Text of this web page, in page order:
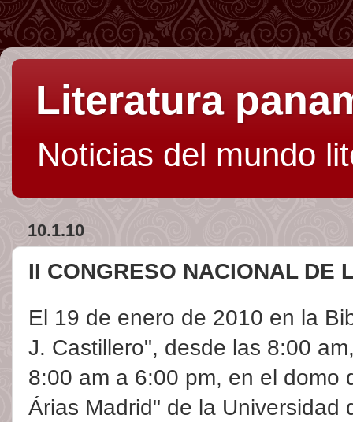
Literatura
Noticias del mundo
10.1.10
II CONGRESO NACIONAL DE
El 19 de enero de 2010 en la
J. Castillero", desde las 8:00
8:00 am a 6:00 pm, en el domo
Árias Madrid" de la Universidad